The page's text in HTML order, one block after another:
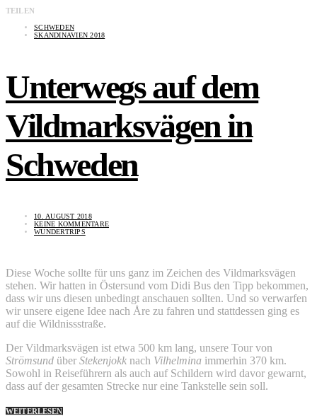
TEILEN
SCHWEDEN
SKANDINAVIEN 2018
Unterwegs auf dem
Vildmarksvägen in
Schweden
10. AUGUST 2018
KEINE KOMMENTARE
WUNDERTRIPS
Diese Woche sollte für uns ganz im Zeichen des Vildmarksvägen
stehen. Wir hatten in Östersund vom Didi Bus den Tipp bekommen,
dass wir uns diesen unbedingt anschauen sollten. Und so verwarfen
wir unsere eigene Idee nach Åre zu fahren und stattdessen ging es
auf die Wildnissstraße.
Der Vildmarksvägen ist etwa 500 km lang, unsere Tour von
Strömsund über Stekenjokk nach Vilhelmina immerhin 370 km.
Sowohl in Reiseführern als auch auf Schildern wird davor gewarnt,
dass auf der gesamten Strecke nur eine Tankstelle sein soll.
WEITERLESEN